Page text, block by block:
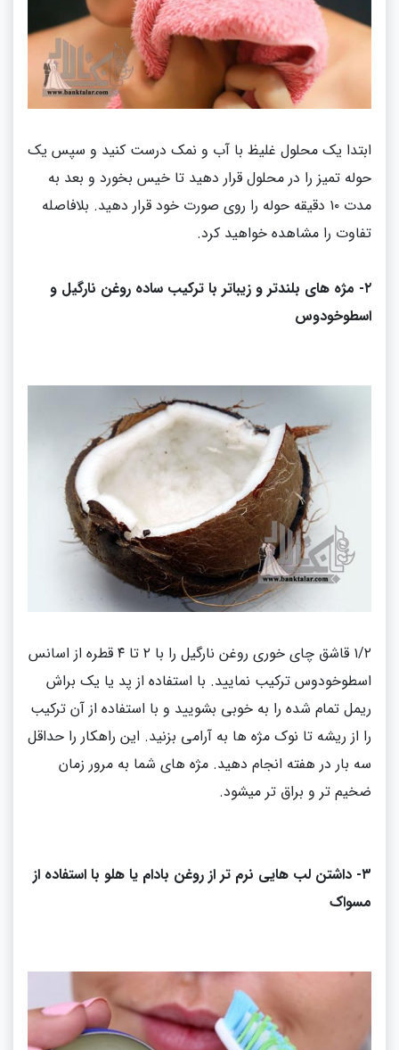
ابتدا یک محلول غلیظ با آب و نمک درست کنید و سپس یک
حوله تمیز را در محلول قرار دهید تا خیس بخورد و بعد به
مدت ۱۰ دقیقه حوله را روی صورت خود قرار دهید
. بلافاصله
تفاوت را مشاهده خواهید کرد.
۲- مژه های بلندتر و زیباتر با ترکیب ساده روغن نارگیل و
اسطوخودوس
۱/
۲ قاشق چای خوری روغن نارگیل را با ۲ تا ۴ قطره از اسانس
اسطوخودوس ترکیب نمایید. با استفاده از پد یا یک براش
ریمل تمام شده را به خوبی بشویید و با استفاده از آن ترکیب
را از ریشه تا نوک مژه ها به آرامی بزنید. این راهکار را حداقل
سه بار در هفته انجام دهید. مژه های شما به مرور زمان
ضخیم تر و براق تر میشود.
۳- داشتن لب هایی نرم تر از روغن بادام یا هلو با استفاده از
مسواک